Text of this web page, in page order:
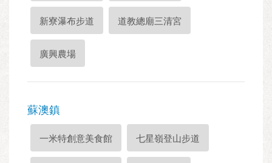
新寮瀑布步道 道教總廟三清宮
廣興農場
蘇澳鎮
一米特創意美食館 七星嶺登山步道